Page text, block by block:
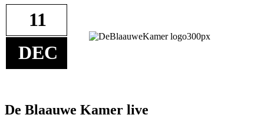
11
DEC
De Blaauwe Kamer live